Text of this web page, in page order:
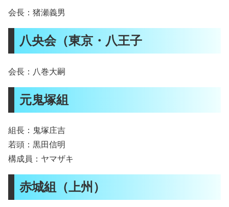
会長：猪瀬義男
八央会（東京・八王子
会長：八巻大嗣
元鬼塚組
組長：鬼塚庄吉
若頭：黒田信明
構成員：ヤマザキ
赤城組（上州）